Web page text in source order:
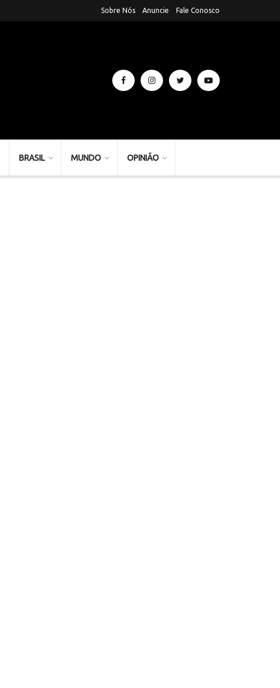
Sobre Nós Anuncie Fale Conosco
BRASIL MUNDO OPINIÃO